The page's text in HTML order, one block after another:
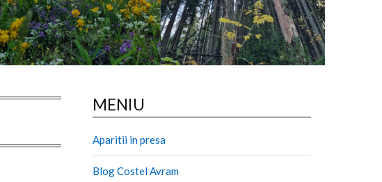
MENIU
Aparitii in presa
Blog Costel Avram